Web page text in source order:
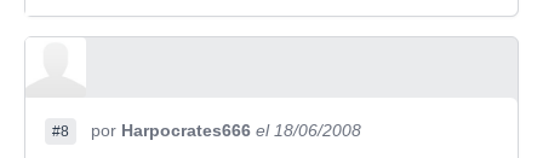
#8 por Harpocrates666 el 18/06/2008